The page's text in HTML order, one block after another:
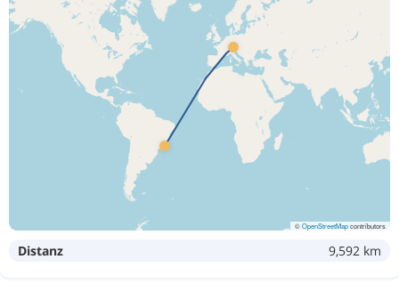
©OpenStreetMapcontributors
Distanz 9,592 km